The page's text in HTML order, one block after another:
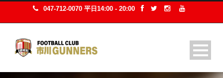
047-712-0070 平日14:00 - 20:00